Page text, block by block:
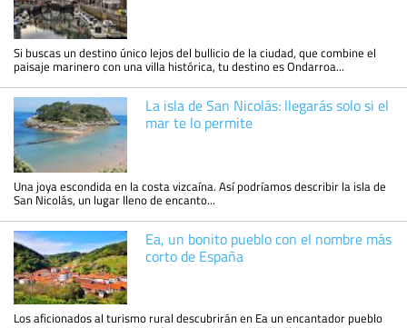
Si buscas un destino único lejos del bullicio de la ciudad, que combine el
paisaje marinero con una villa histórica, tu destino es Ondarroa...
La isla de San Nicolás: llegarás solo si el
mar te lo permite
Una joya escondida en la costa vizcaína. Así podríamos describir la isla de
San Nicolás, un lugar lleno de encanto...
Ea, un bonito pueblo con el nombre más
corto de España
Los aficionados al turismo rural descubrirán en Ea un encantador pueblo